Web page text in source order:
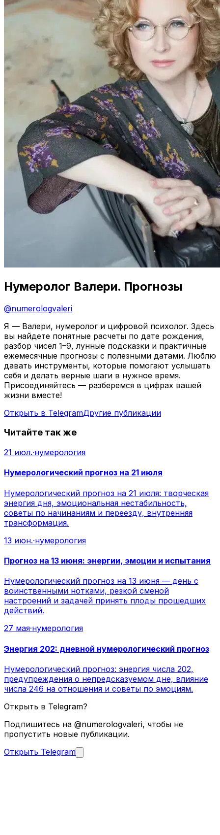
Нумеролог Валери. Прогнозы
@numerologvaleri
Я — Валери, нумеролог и цифровой психолог. Здесь
вы найдете понятные расчеты по дате рождения,
разбор чисел 1–9, лунные подсказки и практичные
ежемесячные прогнозы с полезными датами. Люблю
давать инструменты, которые помогают услышать
себя и делать верные шаги в нужное время.
Присоединяйтесь — разберемся в цифрах вашей
жизни вместе!
Открыть в TelegramДругие публикации
Читайте так же
21 июл.·нумерология
Нумерологический прогноз на 21 июля
Нумерологический прогноз на 21 июля: творческая
энергия дня, эмоциональная нестабильность,
советы по начинаниям и переезду, внутренняя
трансформация.
13 июн.·нумерология
Прогноз на 13 июня: энергии, эмоции и испытания
Нумерологический прогноз на 13 июня — день с
воинственными нотками, резкой сменой
настроений и задачей принять плоды прошедших
действий.
27 мая·нумерология
Энергия 202: дневной нумерологический прогноз
Нумерологический прогноз: энергия числа 202,
предупреждения о непредсказуемом дне, влияние
числа 246 на отношения и советы по эмоциям.
Открыть в Telegram?
Подпишитесь на @numerologvaleri, чтобы не
пропустить новые публикации.
Открыть Telegram